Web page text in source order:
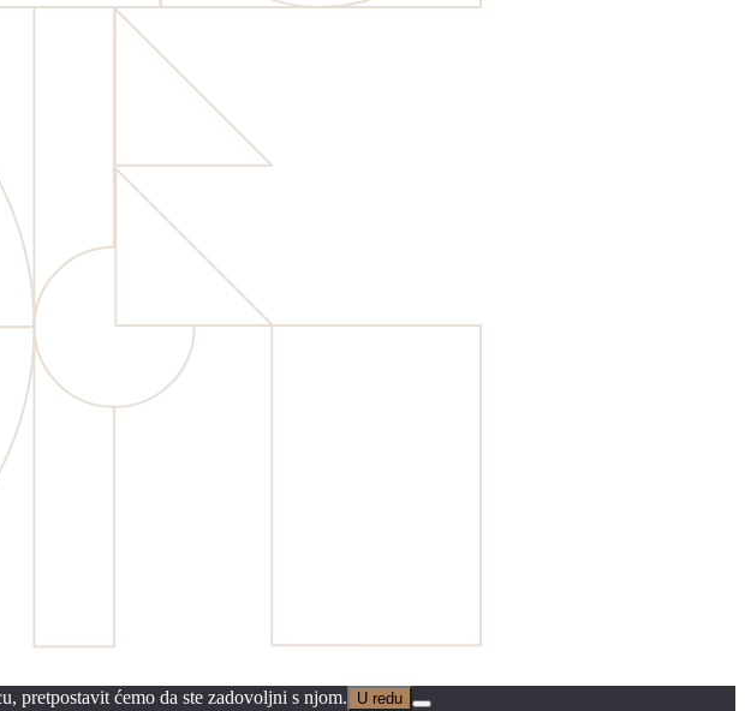
pretpostavit ćemo da ste zadovoljni s njom. U redu